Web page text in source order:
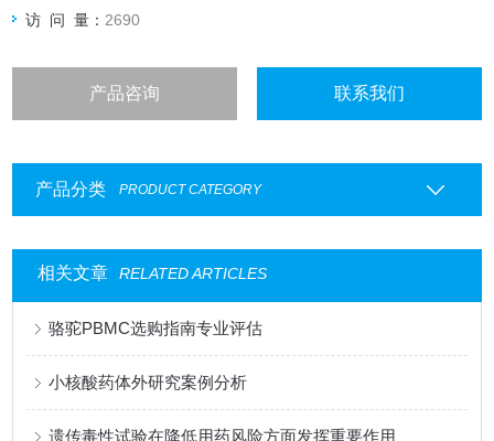
访 问 量： 2690
产品咨询 联系我们
产品分类 PRODUCT CATEGORY
相关文章 RELATED ARTICLES
骆驼PBMC选购指南专业评估
小核酸药体外研究案例分析
遗传毒性试验在降低用药风险方面发挥重要作用